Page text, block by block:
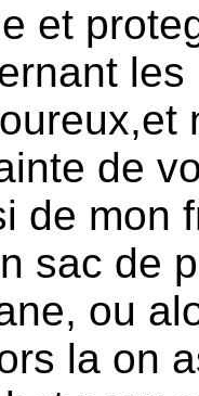
et
de
de mon
sac de
ou
la on